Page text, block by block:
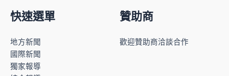
快速選單
地方新聞
國際新聞
獨家報導
贊助商
歡迎贊助商洽談合作